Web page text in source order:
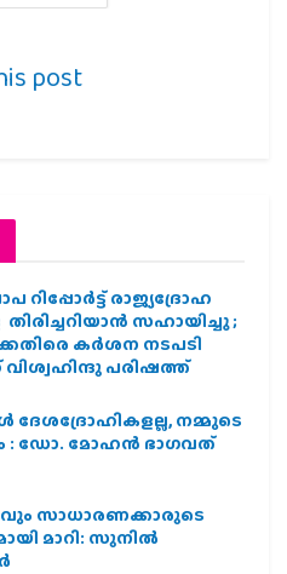
post
റിപ്പോർട്ട് രാജ്യദ്രോഹ
സഹായിച്ചു ;
കർശന നടപടി
പരിഷത്ത്
നമ്മുടെ
: ഡോ. മോഹന്‍ ഭാഗവത്
സാധാരണക്കാരുടെ
മാറി: സുനിൽ